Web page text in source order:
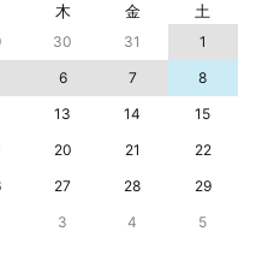
木 金 土
30 31
1
6 7
8
13 14
15
20 21
22
27 28
29
3 4 5